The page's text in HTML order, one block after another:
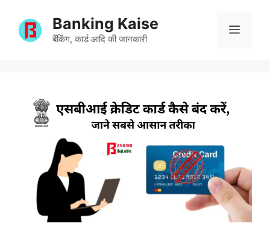
content
Banking Kaise
बैंकिंग, कार्ड आदि की जानकारी
Menu